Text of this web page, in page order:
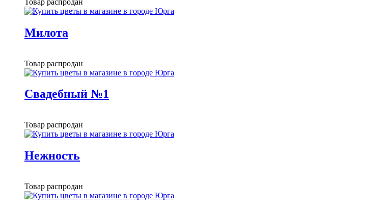
Милота
Товар распродан
Свадебный №1
Товар распродан
Нежность
Товар распродан